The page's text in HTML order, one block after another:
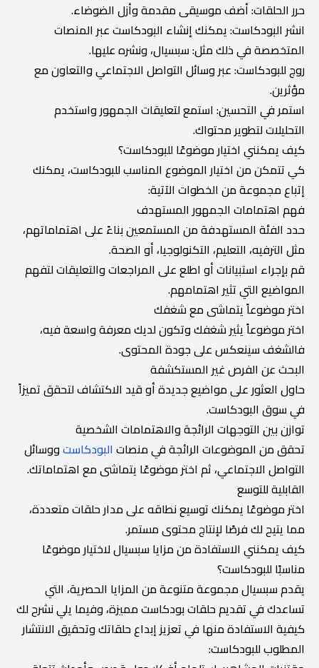
حرر الحلقات: أضف موسيقى مقدمة وأزل الضوضاء.
انشر البودكاست: يمكنك إنشاء البودكاست عبر المنصات
المتخصصة في ذلك مثل: سبسيال، ونشره عليها.
روج للبودكاست: عبر وسائل التواصل الاجتماعي والتعاون مع
مؤثرين.
استمر في التحسين: استمع لتعليقات الجمهور واستخدم
التحليلات لتطوير محتواك.
كيف يمكنني اختيار موضوعًا للبودكاست؟
كي تتمكن من اختيار الموضوع المناسب للبودكاست، يمكنك
إتباع مجموعة من الخطوات الآتية:
فهم اهتمامات الجمهور المستهدف
حدد الفئة المستهدفة من المستمعين بناءً على اهتماماتهم،
مثل الترفيه، التعليم، التكنولوجيا، أو الصحة.
قم بإجراء استبيانات أو اطلع على المراجعات والتعليقات لتفهم
المواضيع التي تثير اهتمامهم.
اختر موضوعاً يتماشى مع شغفك
اختر موضوعاً يثير شغفك وتكون لديك معرفة واسعة فيه،
فالشغف سينعكس على جودة المحتوى.
البحث عن الفرص غير المستكشفة
حاول العثور على مواضيع جديدة أو قيد الاكتشاف لتحقق تميزاً
في سوق البودكاست.
توازن بين التوجهات الرائجة والاهتمامات الشخصية
تحقق من الموضوعات الرائجة في منصات البودكاستووسائل
التواصل الاجتماعي، ثم اختر موضوعًا يتماشى مع اهتماماتك.
القابلية للتوسع
اختر موضوعًا يمكنك توسيع نطاقه على مدار حلقات متعددة،
مما يتيح لك فرصًا لإنتاج محتوى مستمر.
كيف يمكنني الاستفادة من مزايا سبسيال لاختيار موضوعًا
مناسبًا للبودكاست؟
يقدم سبسيال مجموعة متنوعة من المزايا الحصرية، التي
تساعدك في تقديم حلقات بودكاست مميزة، وفيما يلي نشرح لك
كيفية الاستفادة منها في تعزيز إبداع حلقاتك وتحقيق الانتشار
المطلوب للبودكاست: